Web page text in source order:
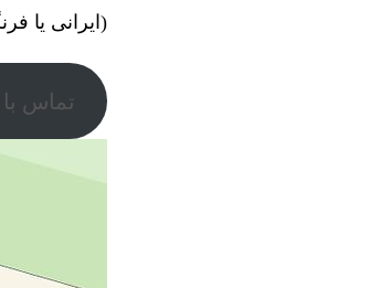
(ایرانی یا
تماس با